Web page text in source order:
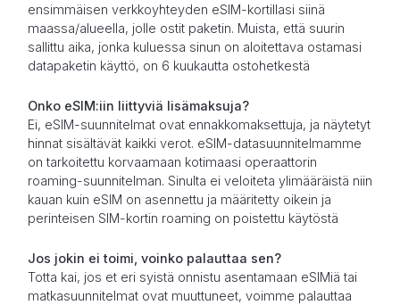
ensimmäisen verkkoyhteyden eSIM-kortillasi siinä
maassa/alueella, jolle ostit paketin. Muista, että suurin
sallittu aika, jonka kuluessa sinun on aloitettava ostamasi
datapaketin käyttö, on 6 kuukautta ostohetkestä
Onko eSIM:iin liittyviä lisämaksuja?
Ei, eSIM-suunnitelmat ovat ennakkomaksettuja, ja näytetyt
hinnat sisältävät kaikki verot. eSIM-datasuunnitelmamme
on tarkoitettu korvaamaan kotimaasi operaattorin
roaming-suunnitelman. Sinulta ei veloiteta ylimääräistä niin
kauan kuin eSIM on asennettu ja määritetty oikein ja
perinteisen SIM-kortin roaming on poistettu käytöstä
Jos jokin ei toimi, voinko palauttaa sen?
Totta kai, jos et eri syistä onnistu asentamaan eSIMiä tai
matkasuunnitelmat ovat muuttuneet, voimme palauttaa